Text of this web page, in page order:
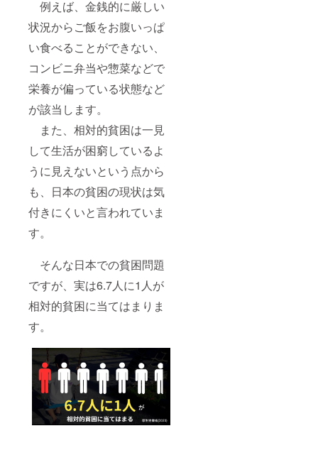
例えば、金銭的に厳しい
状況からご飯をお腹いっぱ
い食べることができない、
コンビニ弁当や惣菜などで
栄養が偏っている状態など
が該当します。
また、相対的貧困は一見
して生活が困窮しているよ
うに見えないという点から
も、日本の貧困の現状は気
付きにくいと言われていま
す。
そんな日本での貧困問題
ですが、実は6.7人に1人が
相対的貧困に当てはまりま
す。